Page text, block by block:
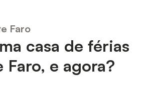
Faro
casa de férias
Faro, e agora?